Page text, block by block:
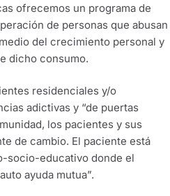
ofrecemos un programa de
de personas que abusan
del crecimiento personal y
dicho consumo.
residenciales y/o
adictivas y “de puertas
los pacientes y sus
de cambio. El paciente está
socio-educativo donde el
ayuda mutua”.